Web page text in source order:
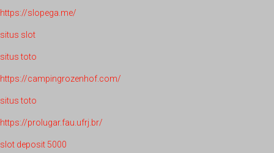
https://slopega.me/
situs slot
situs toto
https://campingrozenhof.com/
situs toto
https://prolugar.fau.ufrj.br/
slot deposit 5000